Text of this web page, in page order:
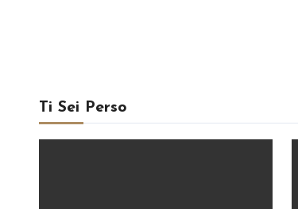
Ti Sei Perso